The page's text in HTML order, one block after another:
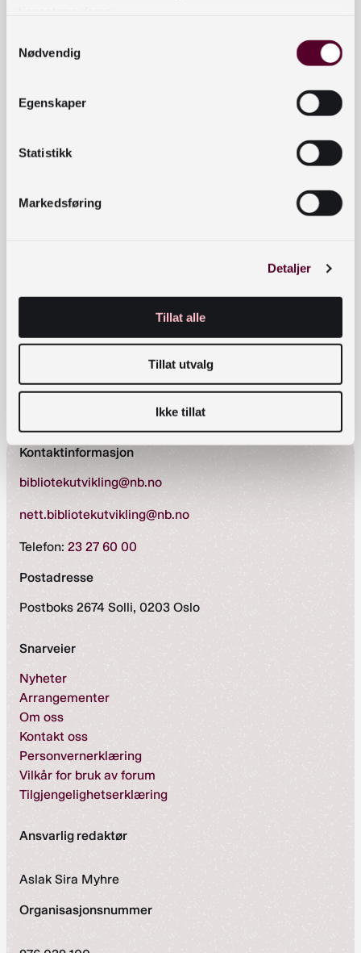
Nødvendig
Egenskaper
Statistikk
Markedsføring
Detaljer
Tillat alle
Tillat utvalg
Ikke tillat
Bokstarts webbplats i vår. Du kan också hålla dig
yrkeskategorier som arbetar med små barns
På Kulturrådets och Bokstarts vägnar: Nina
Läs mer om Bokstart på kulturradet.se
Arrangementets nettside
Kontaktinformasjon
bibliotekutvikling@nb.no
nett.bibliotekutvikling@nb.no
Telefon: 23 27 60 00
Postadresse
Postboks 2674 Solli, 0203 Oslo
Snarveier
Nyheter
Arrangementer
Om oss
Kontakt oss
Personvernerklæring
Vilkår for bruk av forum
Tilgjengelighetserklæring
Ansvarlig redaktør
Aslak Sira Myhre
Organisasjonsnummer